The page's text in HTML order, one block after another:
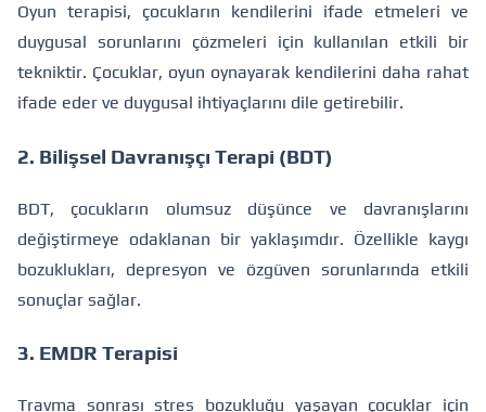
Oyun terapisi, çocukların kendilerini ifade etmeleri ve
duygusal sorunlarını çözmeleri için kullanılan etkili bir
tekniktir. Çocuklar, oyun oynayarak kendilerini daha rahat
ifade eder ve duygusal ihtiyaçlarını dile getirebilir.
2. Bilişsel Davranışçı Terapi (BDT)
BDT, çocukların olumsuz düşünce ve davranışlarını
değiştirmeye odaklanan bir yaklaşımdır. Özellikle kaygı
bozuklukları, depresyon ve özgüven sorunlarında etkili
sonuçlar sağlar.
3. EMDR Terapisi
Travma sonrası stres bozukluğu yaşayan çocuklar için